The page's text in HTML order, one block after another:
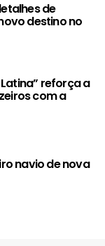
de
destino no
reforça a
com a
navio de nova